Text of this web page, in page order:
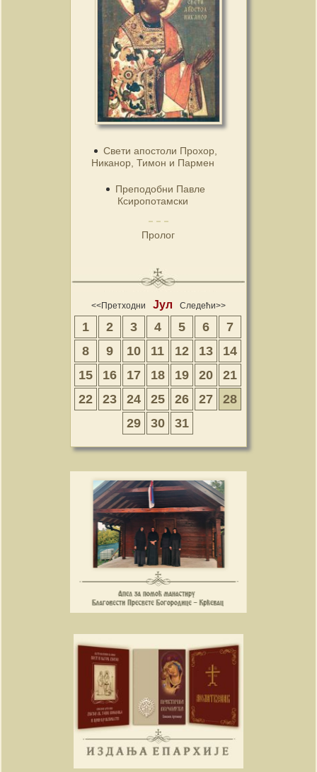
Свети апостоли Прохор,
Никанор, Тимон и Пармен
Преподобни Павле
Ксиропотамски
Пролог
<<Претходни Јул Следећи>>
1 2 3 4 5 6
7
8
9 10 11 12 13
14
15
16 17 18 19 20
21
22
23 24 25 26 27
28
29
30 31